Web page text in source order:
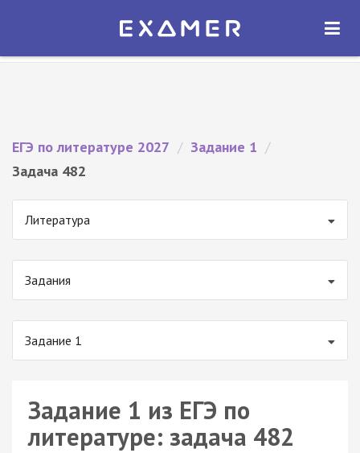
Экзамер — ЕГЭ 2027
ОТКРЫТЬ
ЕГЭ по литературе 2027 / Задание 1 /
Задача 482
Литература
Задания
Задание 1
Задание 1 из ЕГЭ по
литературе: задача 482